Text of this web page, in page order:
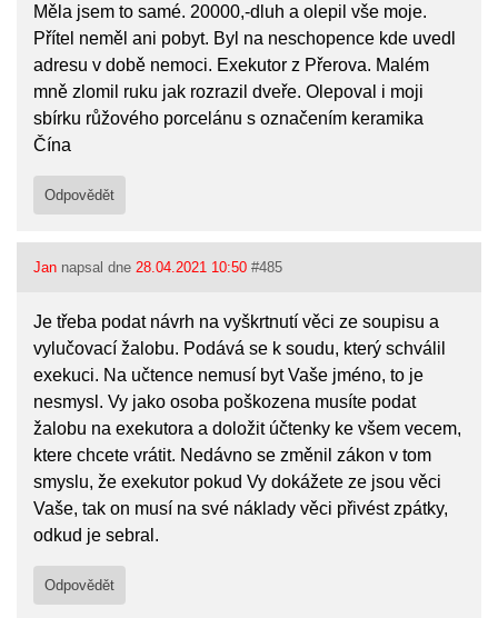
Měla jsem to samé. 20000,-dluh a olepil vše moje.
Přítel neměl ani pobyt. Byl na neschopence kde uvedl
adresu v době nemoci. Exekutor z Přerova. Malém
mně zlomil ruku jak rozrazil dveře. Olepoval i moji
sbírku růžového porcelánu s označením keramika
Čína
Odpovědět
Jan napsal dne28.04.2021 10:50 #485
Je třeba podat návrh na vyškrtnutí věci ze soupisu a
vylučovací žalobu. Podává se k soudu, který schválil
exekuci. Na učtence nemusí byt Vaše jméno, to je
nesmysl. Vy jako osoba poškozena musíte podat
žalobu na exekutora a doložit účtenky ke všem vecem,
ktere chcete vrátit. Nedávno se změnil zákon v tom
smyslu, že exekutor pokud Vy dokážete ze jsou věci
Vaše, tak on musí na své náklady věci přivést zpátky,
odkud je sebral.
Odpovědět